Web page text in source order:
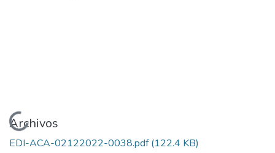
Cargando...
Archivos
EDI-ACA-02122022-0038.pdf(122.4 KB)